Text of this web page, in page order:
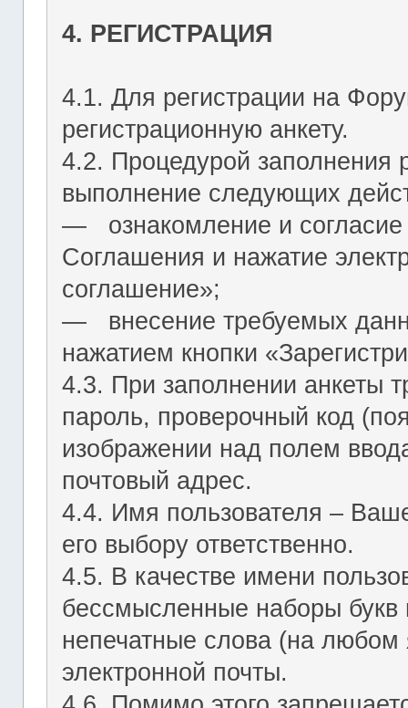
4. РЕГИСТРАЦИЯ
4.1. Для регистрации на
регистрационную анкету.
4.2. Процедурой заполнения
выполнение следующих
― ознакомление и согласие
Соглашения и нажатие
соглашение»;
― внесение требуемых
нажатием кнопки
4.3. При заполнении анкеты
пароль, проверочный код
изображении над полем
почтовый адрес.
4.4. Имя пользователя –
его выбору ответственно.
4.5. В качестве имени
бессмысленные наборы
непечатные слова (на любом
электронной почты.